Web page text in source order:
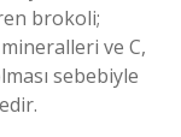
brokoli;
ve C,
sebebiyle